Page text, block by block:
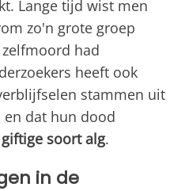
Lange tijd wist men
zo'n grote groep
had
heeft ook
stammen uit
dat hun dood
giftige soort alg.
in de